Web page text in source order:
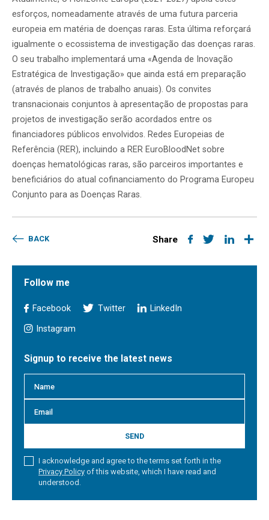
esforços, nomeadamente através de uma futura parceria
europeia em matéria de doenças raras. Esta última reforçará
igualmente o ecossistema de investigação das doenças raras.
O seu trabalho implementará uma «Agenda de Inovação
Estratégica de Investigação» que ainda está em preparação
(através de planos de trabalho anuais). Os convites
transnacionais conjuntos à apresentação de propostas para
projetos de investigação serão acordados entre os
financiadores públicos envolvidos. Redes Europeias de
Referência (RER), incluindo a RER EuroBloodNet sobre
doenças hematológicas raras, são parceiros importantes e
beneficiários do atual cofinanciamento do Programa Europeu
Conjunto para as Doenças Raras.
BACK Share
Follow me
Facebook Twitter LinkedIn
Instagram
Signup to receive the latest news
SEND
I acknowledge and agree to the terms set forth in the
Privacy Policy of this website, which I have read and
understood.